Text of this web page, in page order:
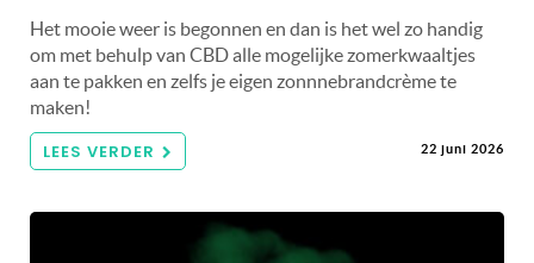
Het mooie weer is begonnen en dan is het wel zo handig
om met behulp van CBD alle mogelijke zomerkwaaltjes
aan te pakken en zelfs je eigen zonnnebrandcrème te
maken!
LEES VERDER 22 juni 2026